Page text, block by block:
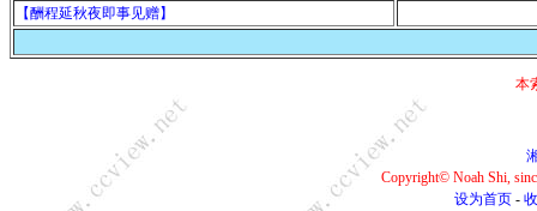
【酬程延秋夜即事见赠】
本
Copyright© Noah Shi,
设为首页 -